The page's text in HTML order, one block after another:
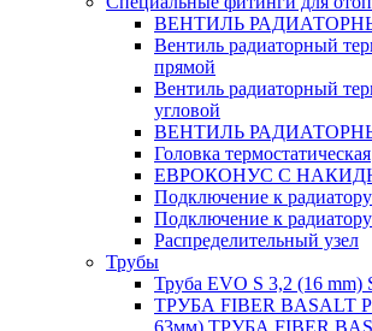
ВЕНТИЛЬ
Вентиль радиаторный
прямой
Вентиль радиаторный
угловой
ВЕНТИЛЬ
Головка термостатическая
ЕВРОКОНУС С
Подключение к
Подключение к
Распределительный узел
Трубы
Труба EVO S 3,2 (16 mm)
ТРУБА FIBER BASALT
63мм) ТРУБА FIBER